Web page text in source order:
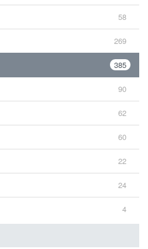
58
269
385
90
62
60
22
24
4